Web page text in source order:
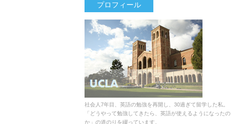
プロフィール
社会人7年目、英語の勉強を再開し、30過ぎて留学した私。
「どうやって勉強してきたら、英語が使えるようになったの
か」の道のりを綴っています。